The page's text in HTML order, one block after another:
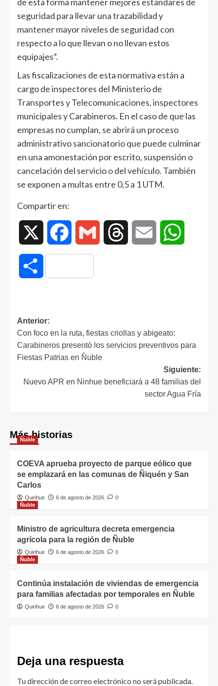
seguridad para llevar una trazabilidad y
mantener mayor niveles de seguridad con
respecto a lo que llevan o no llevan estos
equipajes”.
Las fiscalizaciones de esta normativa están a
cargo de inspectores del Ministerio de
Transportes y Telecomunicaciones, inspectores
municipales y Carabineros. En el caso de que las
empresas no cumplan, se abrirá un proceso
administrativo sancionatorio que puede culminar
en una amonestación por escrito, suspensión o
cancelación del servicio o del vehículo. También
se exponen a multas entre 0,5 a 1 UTM.
Compartir en:
Facebook Gmail Threads Email
Compartir
Anterior:
Con foco en la ruta, fiestas criollas y abigeato:
Carabineros presentó los servicios preventivos para
Fiestas Patrias en Ñuble
Siguiente:
Nuevo APR en Ninhue beneficiará a 48 familias del
sector Agua Fría
Más historias
Ñuble
COEVA aprueba proyecto de parque eólico que
se emplazará en las comunas de Ñiquén y San
Carlos
Quirihue 6 de agosto de 2026
0
Ñuble
Ministro de agricultura decreta emergencia
agrícola para la región de Ñuble
Quirihue 6 de agosto de 2026
0
Ñuble
Continúa instalación de viviendas de emergencia
para familias afectadas por temporales en Ñuble
Quirihue 6 de agosto de 2026 0
Deja una respuesta
Tu dirección de correo electrónico no será publicada.